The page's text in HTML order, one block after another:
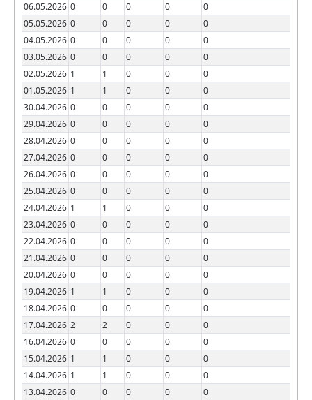
06.05.2026 0 0 0 0
0
05.05.2026 0 0 0 0
0
04.05.2026 0 0 0 0
0
03.05.2026 0 0 0 0
0
02.05.2026 1 1 0 0
0
01.05.2026 1 1 0 0
0
30.04.2026 0 0 0 0
0
29.04.2026 0 0 0 0
0
28.04.2026 0 0 0 0
0
27.04.2026 0 0 0 0
0
26.04.2026 0 0 0 0
0
25.04.2026 0 0 0 0
0
24.04.2026 1 1 0 0
0
23.04.2026 0 0 0 0
0
22.04.2026 0 0 0 0
0
21.04.2026 0 0 0 0
0
20.04.2026 0 0 0 0
0
19.04.2026 1 1 0 0
0
18.04.2026 0 0 0 0
0
17.04.2026 2 2 0 0
0
16.04.2026 0 0 0 0
0
15.04.2026 1 1 0 0
0
14.04.2026 1 1 0 0
0
13.04.2026 0 0 0 0
0